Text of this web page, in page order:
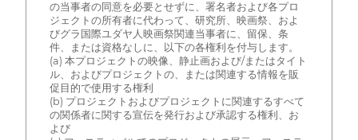
の当事者の同意を必要とせずに、署名者および各プロ
ジェクトの所有者に代わって、研究所、映画祭、およ
びグラ国際ユダヤ人映画祭関連当事者に、留保、条
件、または資格なしに、以下の各権利を付与します。
(a) 本プロジェクトの映像、静止画および/またはタイト
ル、およびプロジェクトの、または関連する情報を販
促目的で使用する権利
(b) プロジェクトおよびプロジェクトに関連するすべて
の関係者に関する宣伝を発行および承認する権利、お
よび